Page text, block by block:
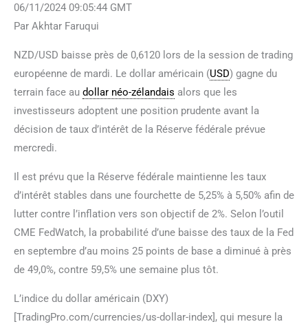
06/11/2024 09:05:44 GMT
Par Akhtar Faruqui
NZD/USD baisse près de 0,6120 lors de la session de trading
européenne de mardi. Le dollar américain (USD) gagne du
terrain face au dollar néo-zélandais alors que les
investisseurs adoptent une position prudente avant la
décision de taux d’intérêt de la Réserve fédérale prévue
mercredi.
Il est prévu que la Réserve fédérale maintienne les taux
d’intérêt stables dans une fourchette de 5,25% à 5,50% afin de
lutter contre l’inflation vers son objectif de 2%. Selon l’outil
CME FedWatch, la probabilité d’une baisse des taux de la Fed
en septembre d’au moins 25 points de base a diminué à près
de 49,0%, contre 59,5% une semaine plus tôt.
L’indice du dollar américain (DXY)
[TradingPro.com/currencies/us-dollar-index], qui mesure la